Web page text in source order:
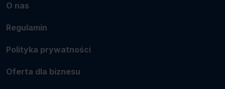
O nas
Regulamin
Polityka prywatności
Oferta dla biznesu